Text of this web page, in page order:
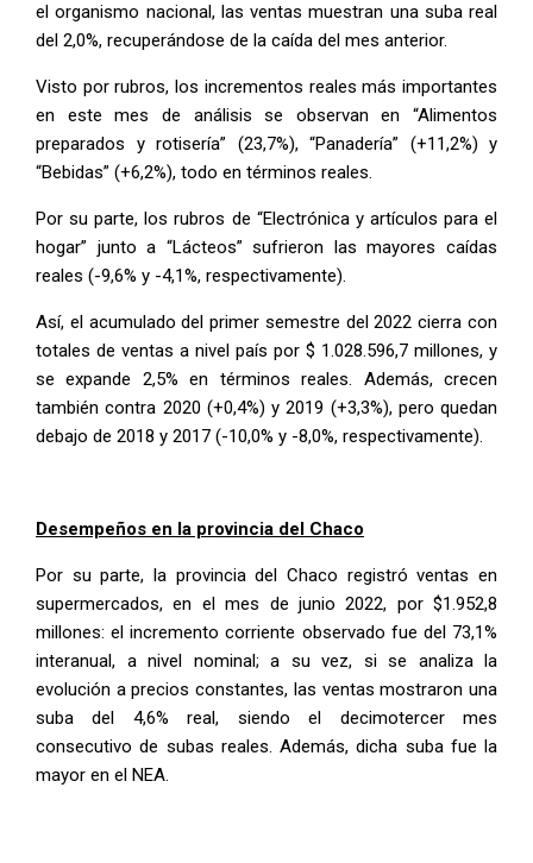
el organismo nacional, las ventas muestran una suba real
del 2,0%, recuperándose de la caída del mes anterior.
Visto por rubros, los incrementos reales más importantes
en este mes de análisis se observan en “Alimentos
preparados y rotisería” (23,7%), “Panadería” (+11,2%) y
“Bebidas” (+6,2%), todo en términos reales.
Por su parte, los rubros de “Electrónica y artículos para el
hogar” junto a “Lácteos” sufrieron las mayores caídas
reales (-9,6% y -4,1%, respectivamente).
Así, el acumulado del primer semestre del 2022 cierra con
totales de ventas a nivel país por $ 1.028.596,7 millones, y
se expande 2,5% en términos reales. Además, crecen
también contra 2020 (+0,4%) y 2019 (+3,3%), pero quedan
debajo de 2018 y 2017 (-10,0% y -8,0%, respectivamente).
Desempeños en la provincia del Chaco
Por su parte, la provincia del Chaco registró ventas en
supermercados, en el mes de junio 2022, por $1.952,8
millones: el incremento corriente observado fue del 73,1%
interanual, a nivel nominal; a su vez, si se analiza la
evolución a precios constantes, las ventas mostraron una
suba del 4,6% real, siendo el decimotercer mes
consecutivo de subas reales. Además, dicha suba fue la
mayor en el NEA.